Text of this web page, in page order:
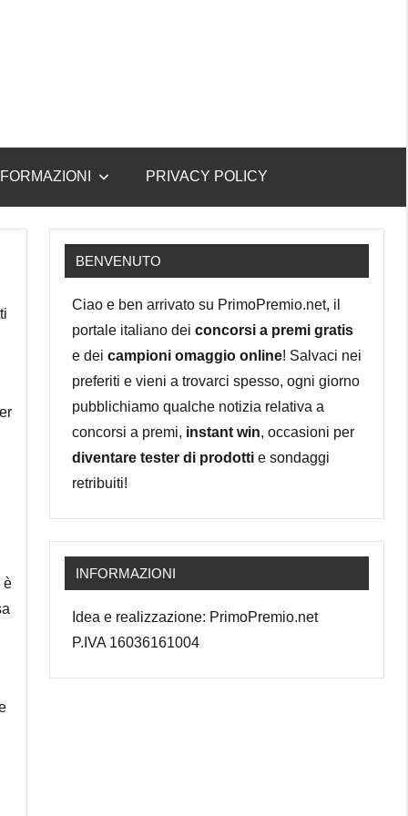
PRIVACY POLICY
è
BENVENUTO
Ciao e ben arrivato su PrimoPremio.net, il
portale italiano dei concorsi a premi gratis
e dei campioni omaggio online! Salvaci nei
preferiti e vieni a trovarci spesso, ogni giorno
pubblichiamo qualche notizia relativa a
concorsi a premi, instant win, occasioni per
diventare tester di prodotti e sondaggi
retribuiti!
INFORMAZIONI
Idea e realizzazione: PrimoPremio.net
P.IVA 16036161004